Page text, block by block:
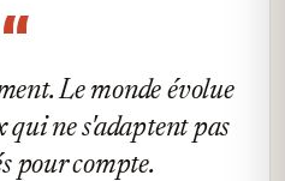
“
Le monde évolue
qui ne s'adaptent pas
pour compte.